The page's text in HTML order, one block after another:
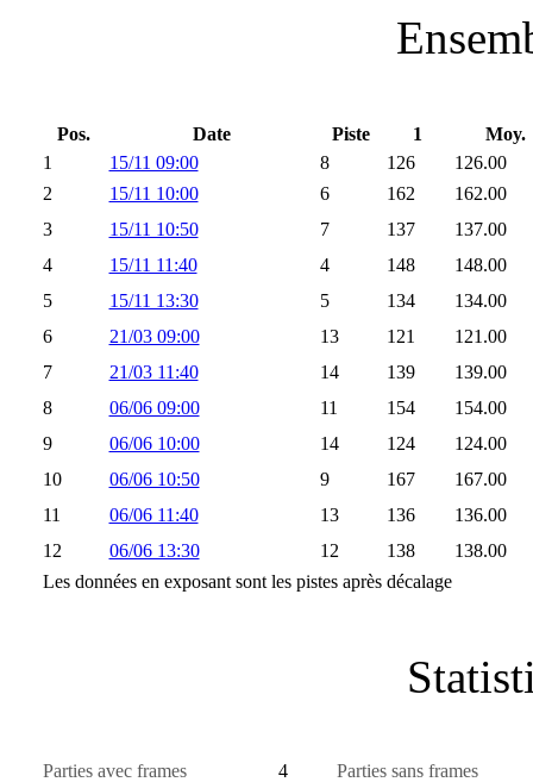
Pos. Date Piste 1
Moy.
1
15/11 09:00 8 126
126.00
2
15/11 10:00 6 162
162.00
3
15/11 10:50 7 137
137.00
4
15/11 11:40 4 148
148.00
5
15/11 13:30 5 134
134.00
6
21/03 09:00 13 121
121.00
7
21/03 11:40 14 139
139.00
8
06/06 09:00 11 154
154.00
9
06/06 10:00 14 124
124.00
10
06/06 10:50 9 167
167.00
11
06/06 11:40 13 136
136.00
12
06/06 13:30 12 138
138.00
Les données en exposant sont les pistes après décalage
Parties avec frames 4
Parties sans frames